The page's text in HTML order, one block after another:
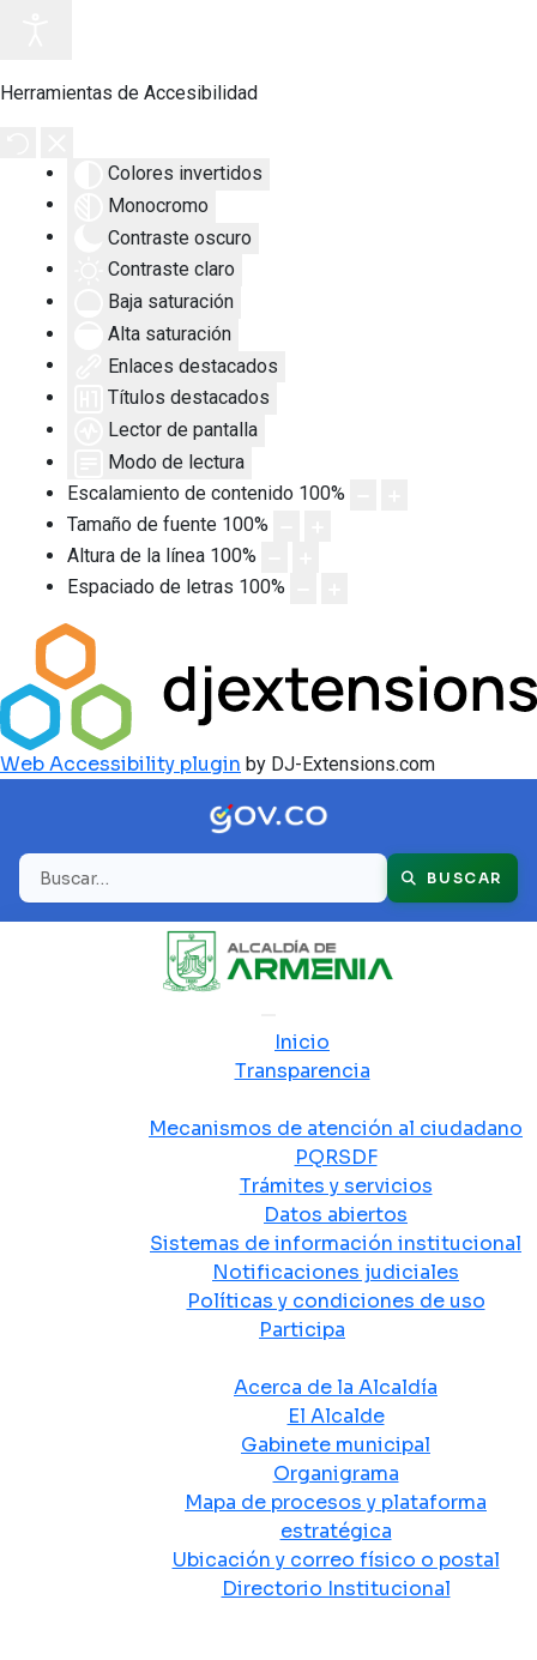
Herramientas de Accesibilidad
Colores invertidos
Monocromo
Contraste oscuro
Contraste claro
Baja saturación
Alta saturación
Enlaces destacados
Títulos destacados
Lector de pantalla
Modo de lectura
Escalamiento de contenido 100%
Tamaño de fuente 100%
Altura de la línea 100%
Espaciado de letras 100%
Web Accessibility plugin by DJ-Extensions.com
Buscar BUSCAR
Inicio
Transparencia
Mecanismos de atención al ciudadano
PQRSDF
Trámites y servicios
Datos abiertos
Sistemas de información institucional
Notificaciones judiciales
Políticas y condiciones de uso
Participa
Acerca de la Alcaldía
El Alcalde
Gabinete municipal
Organigrama
Mapa de procesos y plataforma
estratégica
Ubicación y correo físico o postal
Directorio Institucional